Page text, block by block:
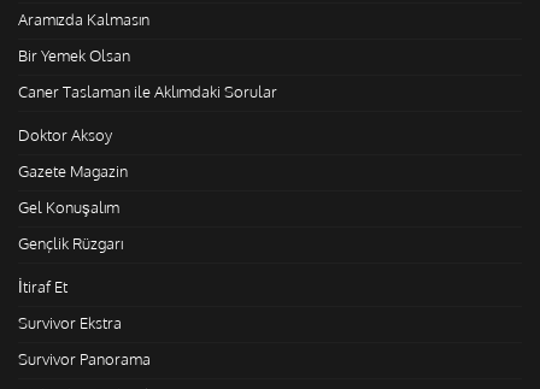
Aramızda Kalmasın
Bir Yemek Olsan
Caner Taslaman ile Aklımdaki Sorular
Doktor Aksoy
Gazete Magazin
Gel Konuşalım
Gençlik Rüzgarı
İtiraf Et
Survivor Ekstra
Survivor Panorama